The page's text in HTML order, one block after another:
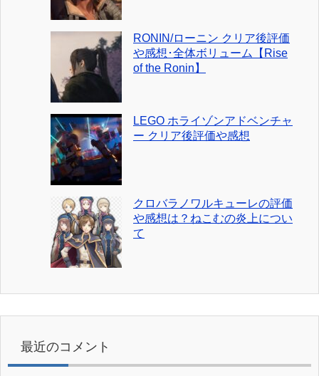
RONIN/ローニン クリア後評価
や感想･全体ボリューム【Rise
of the Ronin】
LEGO ホライゾンアドベンチャ
ー クリア後評価や感想
クロバラノワルキューレの評価
や感想は？ねこむの炎上につい
て
最近のコメント